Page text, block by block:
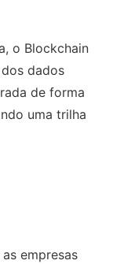
o Blockchain
dados
de forma
uma trilha
empresas